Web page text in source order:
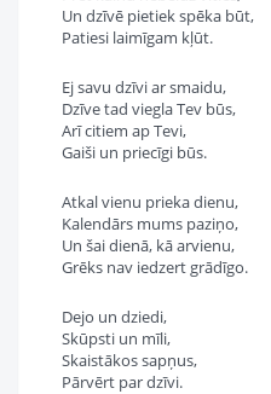
Un dzīvē pietiek spēka būt,
Patiesi laimīgam kļūt.
Ej savu dzīvi ar smaidu,
Dzīve tad viegla Tev būs,
Arī citiem ap Tevi,
Gaiši un priecīgi būs.
Atkal vienu prieka dienu,
Kalendārs mums paziņo,
Un šai dienā, kā arvienu,
Grēks nav iedzert grādīgo.
Dejo un dziedi,
Skūpsti un mīli,
Skaistākos sapņus,
Pārvērt par dzīvi.